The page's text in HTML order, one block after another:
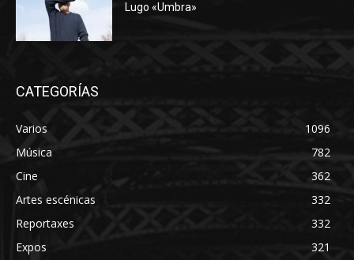
Lugo «Umbra»
CATEGORÍAS
Varios
1096
Música
782
Cine
362
Artes escénicas
332
Reportaxes
332
Expos
321